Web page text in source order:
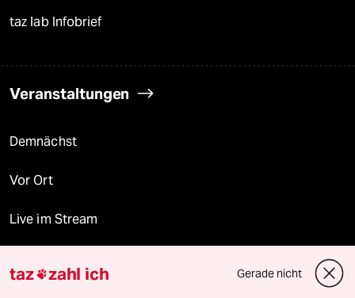
taz lab Infobrief
Veranstaltungen
Demnächst
Vor Ort
Live im Stream
taz zahl ich Gerade nicht